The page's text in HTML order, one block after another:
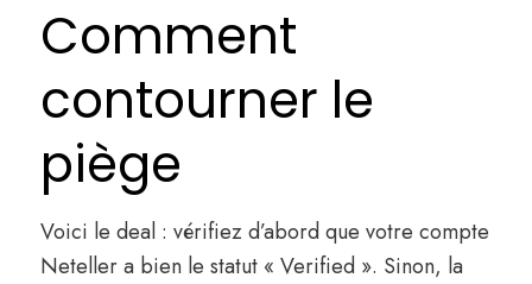
Comment
contourner le
piège
Voici le deal : vérifiez d’abord que votre compte
Neteller a bien le statut « Verified ». Sinon, la